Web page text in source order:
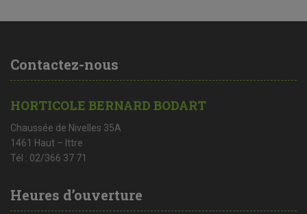
Contactez-nous
HORTICOLE BERNARD BODART
Chaussée de Nivelles 35A
1461 Haut – Ittre
Tél : 02/366 37 71
Heures d’ouverture